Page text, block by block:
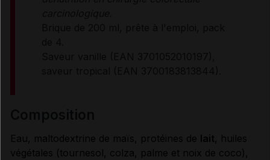
Eau, maltodextrine de maïs, protéines de lait, huiles
végétales (tournesol, colza, palme et noix de coco),